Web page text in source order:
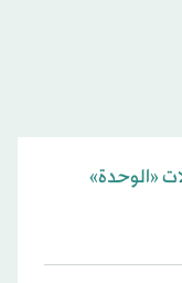
«الوحدة»